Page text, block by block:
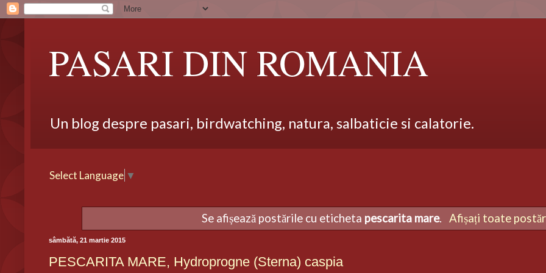
PASARI DIN ROMANIA
Un blog despre pasari, birdwatching, natura, salbaticie si calatorie.
Select Language ▼
Se afișează postările cu eticheta pescarita mare. Afișați toate
sâmbătă, 21 martie 2015
PESCARITA MARE, Hydroprogne (Sterna) caspia